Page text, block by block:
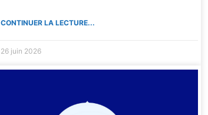
CONTINUER LA LECTURE...
26 juin 2026